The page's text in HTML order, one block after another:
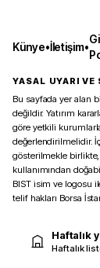
Künye•İletişim•
YASAL UYARI VE
Bu sayfada yer alan
değildir. Yatırım
göre yetkili
değerlendirilmelidir.
gösterilmekle
kullanımından
BIST isim ve logosu
telif hakları Borsa
Haftalık
Haftalık